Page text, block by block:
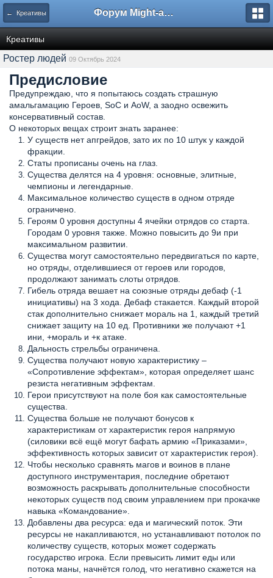
← Креативы Форум Might-and-Magic.ru
Креативы
Ростер людей 09 Октябрь 2024
Предисловие
Предупреждаю, что я попытаюсь создать страшную
амальгамацию Героев, SoC и AoW, а заодно освежить
консервативный состав.
О некоторых вещах строит знать заранее:
У существ нет апгрейдов, зато их по 10 штук у каждой
фракции.
Статы прописаны очень на глаз.
Существа делятся на 4 уровня: основные, элитные,
чемпионы и легендарные.
Максимальное количество существ в одном отряде
ограничено.
Героям 0 уровня доступны 4 ячейки отрядов со старта.
Городам 0 уровня также. Можно повысить до 9и при
максимальном развитии.
Существа могут самостоятельно передвигаться по карте,
но отряды, отделившиеся от героев или городов,
продолжают занимать слоты отрядов.
Гибель отряда вешает на союзные отряды дебаф (-1
инициативы) на 3 хода. Дебаф стакается. Каждый второй
стак дополнительно снижает мораль на 1, каждый третий
снижает защиту на 10 ед. Противники же получают +1
ини, +мораль и +к атаке.
Дальность стрельбы ограничена.
Существа получают новую характеристику –
«Сопротивление эффектам», которая определяет шанс
резиста негативным эффектам.
Герои присутствуют на поле боя как самостоятельные
существа.
Существа больше не получают бонусов к
характеристикам от характеристик героя напрямую
(силовики всё ещё могут бафать армию «Приказами»,
эффективность которых зависит от характеристик героя).
Чтобы несколько сравнять магов и воинов в плане
доступного инструментария, последние обретают
возможность раскрывать дополнительные способности
некоторых существ под своим управлением при прокачке
навыка «Командование».
Добавлены два ресурса: еда и магический поток. Эти
ресурсы не накапливаются, но устанавливают потолок по
количеству существ, которых может содержать
государство игрока. Если превысить лимит еды или
потока маны, начнётся голод, что негативно скажется на